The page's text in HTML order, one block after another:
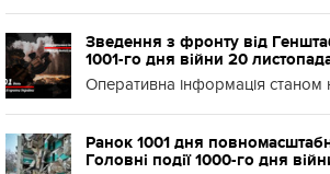
Зведення з фронту від
1001-го дня війни 20
Оперативна інформація станом
Ранок 1001 дня
Головні події 1000-го дня